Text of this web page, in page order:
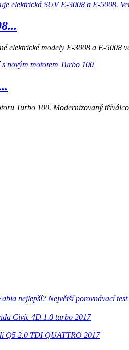
elektrické modely E-3008 a E-
Turbo 100. Modernizovaný